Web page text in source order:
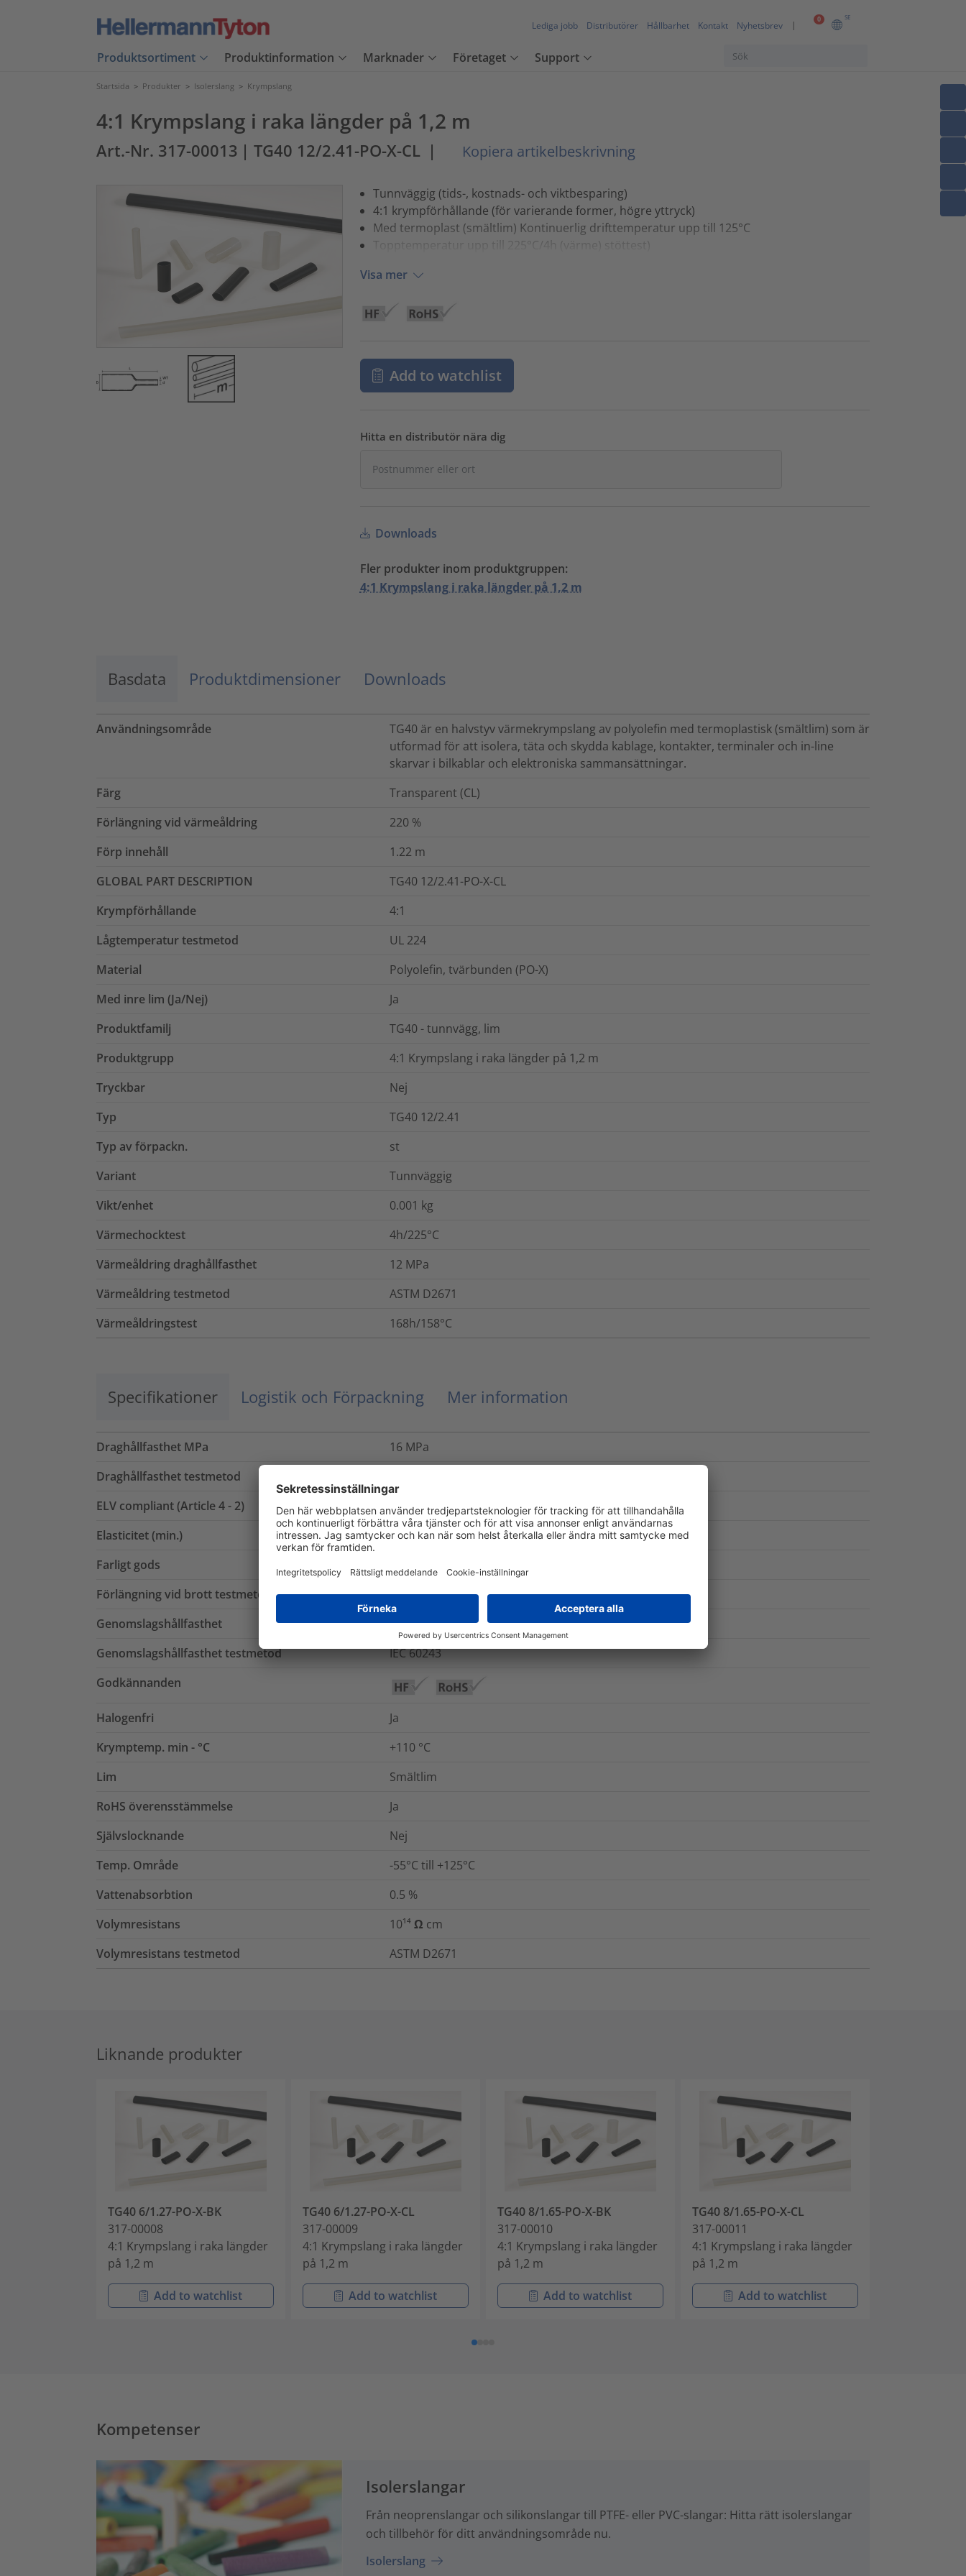
0 SE
Lediga jobb Distributörer Hållbarhet Kontakt Nyhetsbrev
Produktsortiment Produktinformation Marknader Företaget Support
Startsida > Produkter > Isolerslang > Krympslang
4:1 Krympslang i raka längder på 1,2 m
Art.-Nr. 317-00013 | TG40 12/2.41-PO-X-CL | Kopiera artikelbeskrivning
Tunnväggig (tids-, kostnads- och viktbesparing)
4:1 krympförhållande (för varierande former, högre yttryck)
Med termoplast (smältlim) Kontinuerlig drifttemperatur upp till 125°C
Topptemperatur upp till 225°C/4h (värme) stöttest)
Visa mer
Add to watchlist
Hitta en distributör nära dig
Downloads
Fler produkter inom produktgruppen:
4:1 Krympslang i raka längder på 1,2 m
Basdata Produktdimensioner Downloads
Användningsområde
TG40 är en halvstyv värmekrympslang av polyolefin med termoplastisk (smältlim) som är
utformad för att isolera, täta och skydda kablage, kontakter, terminaler och in-line
skarvar i bilkablar och elektroniska sammansättningar.
Färg
Transparent (CL)
Förlängning vid värmeåldring
220 %
Förp innehåll
1.22 m
GLOBAL PART DESCRIPTION
TG40 12/2.41-PO-X-CL
Krympförhållande
4:1
Lågtemperatur testmetod
UL 224
Material
Polyolefin, tvärbunden (PO-X)
Med inre lim (Ja/Nej)
Ja
Produktfamilj
TG40 - tunnvägg, lim
Produktgrupp
4:1 Krympslang i raka längder på 1,2 m
Tryckbar
Nej
Typ
TG40 12/2.41
Typ av förpackn.
st
Variant
Tunnväggig
Vikt/enhet
0.001 kg
Värmechocktest
4h/225°C
Värmeåldring draghållfasthet
12 MPa
Värmeåldring testmetod
ASTM D2671
Värmeåldringstest
168h/158°C
Specifikationer Logistik och Förpackning Mer information
Draghållfasthet MPa 16 MPa
Draghållfasthet testmetod
ELV compliant (Article 4 - 2)
Ja
Elasticitet (min.)
500 %
Farligt gods
Nej
Förlängning vid brott testmetod
ASTM D2671
Genomslagshållfasthet
19.5kV/mm
Genomslagshållfasthet testmetod
IEC 60243
Godkännanden
Halogenfri
Ja
Krymptemp. min - °C
+110 °C
Lim
Smältlim
RoHS överensstämmelse
Ja
Självslocknande
Nej
Temp. Område
-55°C till +125°C
Vattenabsorbtion
0.5 %
Volymresistans
10¹⁴ Ω cm
Volymresistans testmetod
ASTM D2671
Liknande produkter
TG40 6/1.27-PO-X-BK
317-00008
4:1 Krympslang i raka längder
på 1,2 m
Add to watchlist
TG40 6/1.27-PO-X-CL
317-00009
4:1 Krympslang i raka längder
på 1,2 m
Add to watchlist
TG40 8/1.65-PO-X-BK
317-00010
4:1 Krympslang i raka längder
på 1,2 m
Add to watchlist
TG40 8/1.65-PO-X-CL
317-00011
4:1 Krympslang i raka längder
på 1,2 m
Add to watchlist
Kompetenser
Isolerslangar
Från neoprenslangar och silikonslangar till PTFE- eller PVC-slangar: Hitta rätt isolerslangar
och tillbehör för ditt användningsområde nu.
Isolerslang